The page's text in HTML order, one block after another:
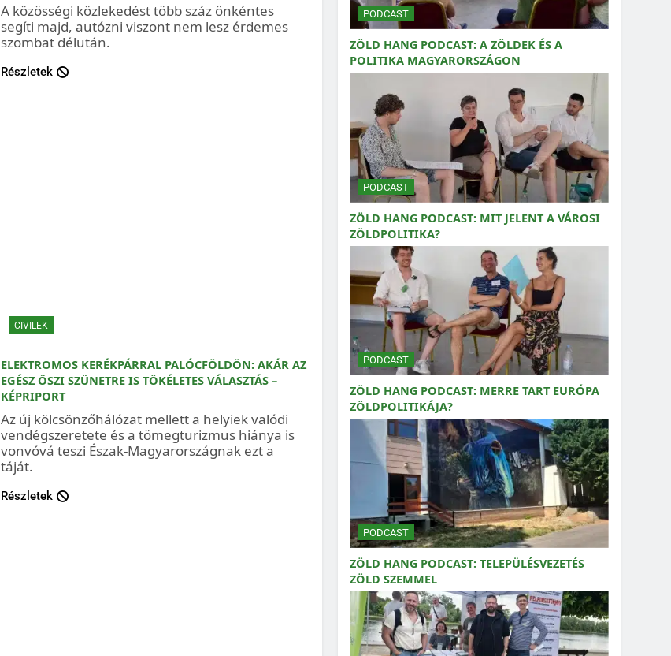
A közösségi közlekedést több száz önkéntes
segíti majd, autózni viszont nem lesz érdemes
szombat délután.
Részletek
CIVILEK
ELEKTROMOS KERÉKPÁRRAL PALÓCFÖLDÖN: AKÁR AZ
EGÉSZ ŐSZI SZÜNETRE IS TÖKÉLETES VÁLASZTÁS –
KÉPRIPORT
Az új kölcsönzőhálózat mellett a helyiek valódi
vendégszeretete és a tömegturizmus hiánya is
vonvóvá teszi Észak-Magyarországnak ezt a
táját.
Részletek
PODCAST
ZÖLD HANG PODCAST: A ZÖLDEK ÉS A
POLITIKA MAGYARORSZÁGON
PODCAST
ZÖLD HANG PODCAST: MIT JELENT A VÁROSI
ZÖLDPOLITIKA?
PODCAST
ZÖLD HANG PODCAST: MERRE TART EURÓPA
ZÖLDPOLITIKÁJA?
PODCAST
ZÖLD HANG PODCAST: TELEPÜLÉSVEZETÉS
ZÖLD SZEMMEL